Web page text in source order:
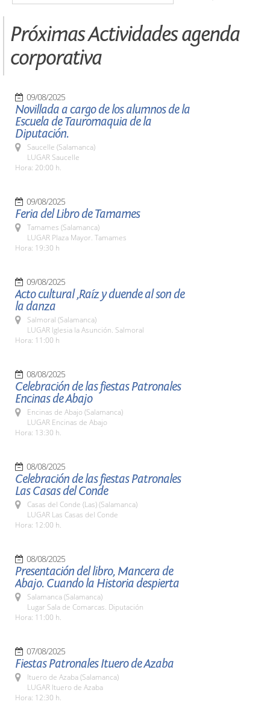
Próximas Actividades agenda
corporativa
09/08/2025
Novillada a cargo de los alumnos de la
Escuela de Tauromaquia de la
Diputación.
Saucelle (Salamanca)
LUGAR Saucelle
Hora: 20:00 h.
09/08/2025
Feria del Libro de Tamames
Tamames (Salamanca)
LUGAR Plaza Mayor. Tamames
Hora: 19:30 h
09/08/2025
Acto cultural ,Raíz y duende al son de
la danza
Salmoral (Salamanca)
LUGAR Iglesia la Asunción. Salmoral
Hora: 11:00 h
08/08/2025
Celebración de las fiestas Patronales
Encinas de Abajo
Encinas de Abajo (Salamanca)
LUGAR Encinas de Abajo
Hora: 13:30 h.
08/08/2025
Celebración de las fiestas Patronales
Las Casas del Conde
Casas del Conde (Las) (Salamanca)
LUGAR Las Casas del Conde
Hora: 12:00 h.
08/08/2025
Presentación del libro, Mancera de
Abajo. Cuando la Historia despierta
Salamanca (Salamanca)
Lugar Sala de Comarcas. Diputación
Hora: 11:00 h.
07/08/2025
Fiestas Patronales Ituero de Azaba
Ituero de Azaba (Salamanca)
LUGAR Ituero de Azaba
Hora: 12:30 h.